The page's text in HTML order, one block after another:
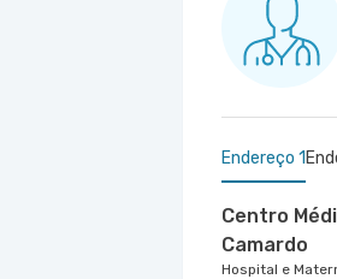
Endereço 1
Centro
Camardo
Hospital e